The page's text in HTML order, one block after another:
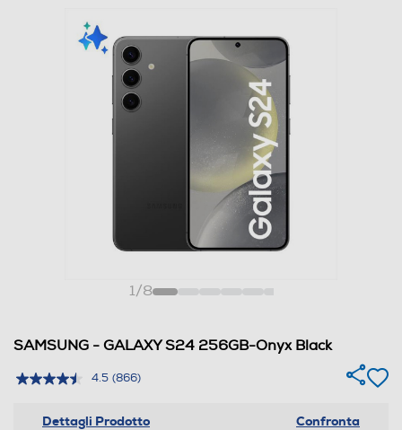
1/8
SAMSUNG - GALAXY S24 256GB-Onyx Black
4.5 (866)
Dettagli Prodotto Confronta